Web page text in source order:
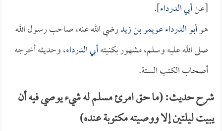
[عنأبي الدرداء].
هوأبو الدرداء عويمر بن زيدرضي الله عنه، صاحب رسول الله
صلى الله عليه وسلم، مشهور بكنيتهأبي الدرداء، وحديثه أخرجه
أصحاب الكتب الستة.
شرح حديث: (ما حق امرئ مسلم له شيء يوصي فيه أن
يبيت ليلتين إلا ووصيته مكتوبة عنده)